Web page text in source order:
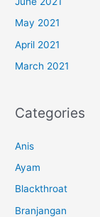
May 2021
April 2021
March 2021
Categories
Anis
Ayam
Blackthroat
Branjangan